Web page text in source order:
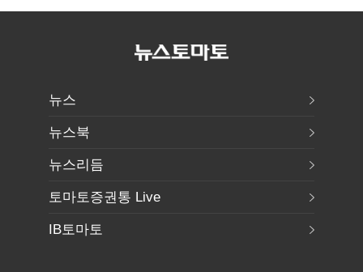
뉴스
뉴스북
뉴스리듬
토마토증권통 Live
IB토마토